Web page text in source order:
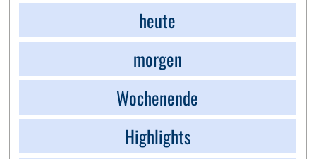
heute
morgen
Wochenende
Highlights